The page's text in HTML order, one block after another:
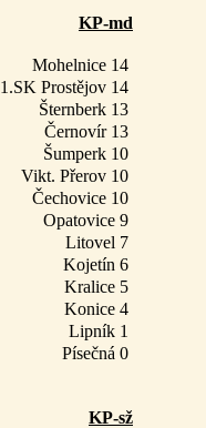
KP-md
Mohelnice 14
1.SK Prostějov 14
Šternberk 13
Černovír 13
Šumperk 10
Vikt. Přerov 10
Čechovice 10
Opatovice 9
Litovel 7
Kojetín 6
Kralice 5
Konice 4
Lipník 1
Písečná 0
KP-sž